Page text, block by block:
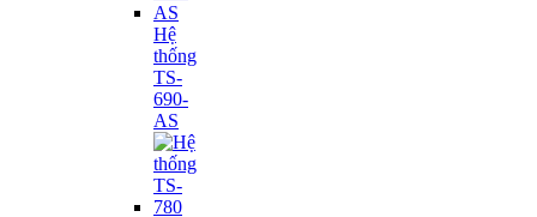
Hệ
thống
TS-
690-
AS